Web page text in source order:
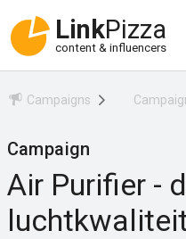
LinkPizza
content & influencers
Campaigns
Campaign
Air Purifier -